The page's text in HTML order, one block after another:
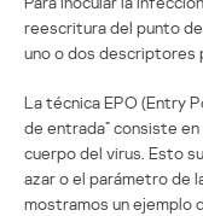
reescritura del punto
uno o dos descriptores
La técnica EPO (Entry
de entrada” consiste
cuerpo del virus. Esto
azar o el parámetro de
mostramos un ejemplo